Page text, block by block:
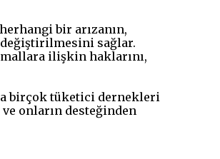
bir arızanın,
değiştirilmesini sağlar.
mallara ilişkin haklarını,
birçok tüketici dernekleri
onların desteğinden